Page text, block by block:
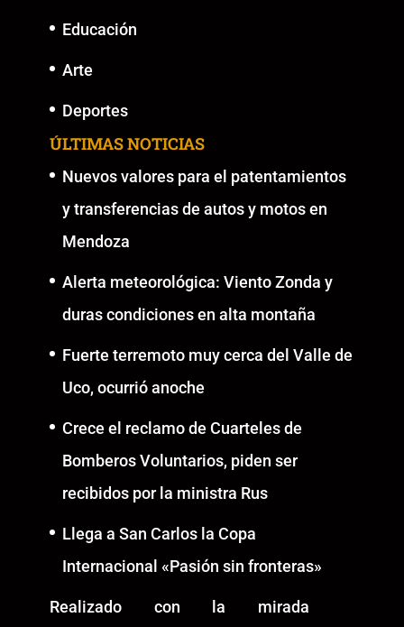
Educación
Arte
Deportes
ÚLTIMAS NOTICIAS
Nuevos valores para el patentamientos
y transferencias de autos y motos en
Mendoza
Alerta meteorológica: Viento Zonda y
duras condiciones en alta montaña
Fuerte terremoto muy cerca del Valle de
Uco, ocurrió anoche
Crece el reclamo de Cuarteles de
Bomberos Voluntarios, piden ser
recibidos por la ministra Rus
Llega a San Carlos la Copa
Internacional «Pasión sin fronteras»
Realizado con la mirada